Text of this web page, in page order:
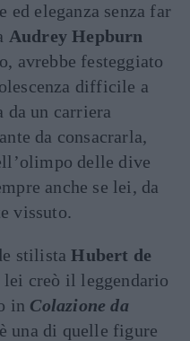
eleganza senza far
Audrey Hepburn
avrebbe festeggiato
difficile a
da un carriera
da consacrarla,
delle dive
anche se lei, da
vissuto.
stilistaHubert de
lei creò il leggendario
in Colazione da
una di quelle figure